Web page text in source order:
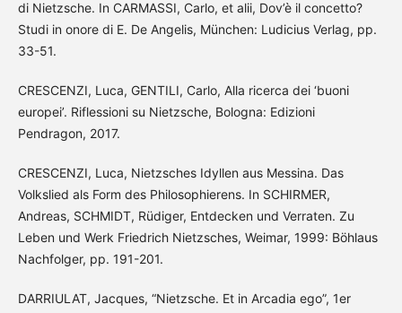
di Nietzsche. In CARMASSI, Carlo, et alii, Dov’è il concetto?
Studi in onore di E. De Angelis, München: Ludicius Verlag, pp.
33-51.
CRESCENZI, Luca, GENTILI, Carlo, Alla ricerca dei ‘buoni
europei’. Riflessioni su Nietzsche, Bologna: Edizioni
Pendragon, 2017.
CRESCENZI, Luca, Nietzsches Idyllen aus Messina. Das
Volkslied als Form des Philosophierens. In SCHIRMER,
Andreas, SCHMIDT, Rüdiger, Entdecken und Verraten. Zu
Leben und Werk Friedrich Nietzsches, Weimar, 1999: Böhlaus
Nachfolger, pp. 191-201.
DARRIULAT, Jacques, “Nietzsche. Et in Arcadia ego”, 1er